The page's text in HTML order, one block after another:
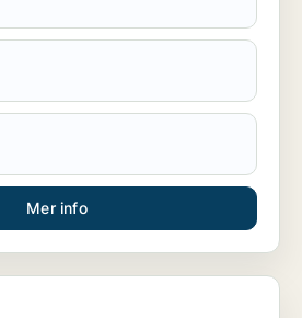
Mer info
garage för uthyrning i Svalöv, Kävlinge